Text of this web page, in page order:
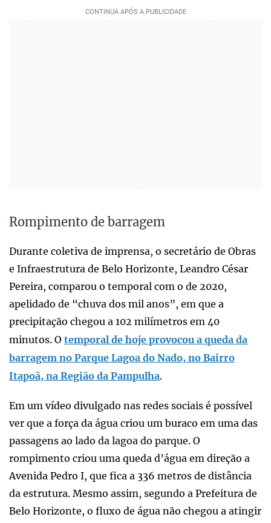
Rompimento de barragem
Durante coletiva de imprensa, o secretário de Obras
e Infraestrutura de Belo Horizonte, Leandro César
Pereira, comparou o temporal com o de 2020,
apelidado de “chuva dos mil anos”, em que a
precipitação chegou a 102 milímetros em 40
minutos. O temporal de hoje provocou a queda da
barragem no Parque Lagoa do Nado, no Bairro
Itapoã, na Região da Pampulha.
Em um vídeo divulgado nas redes sociais é possível
ver que a força da água criou um buraco em uma das
passagens ao lado da lagoa do parque. O
rompimento criou uma queda d’água em direção a
Avenida Pedro I, que fica a 336 metros de distância
da estrutura. Mesmo assim, segundo a Prefeitura de
Belo Horizonte, o fluxo de água não chegou a atingir